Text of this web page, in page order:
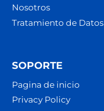
Nosotros
Tratamiento de Datos
SOPORTE
Pagina de inicio
Privacy Policy